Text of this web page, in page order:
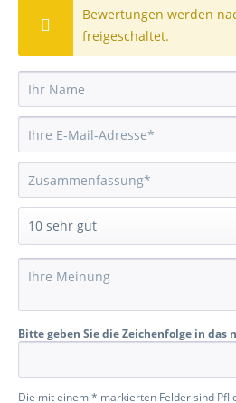
Bewertungen werden
freigeschaltet.
Bitte geben Sie die Zeichenfolge in das
Die mit einem * markierten Felder sind